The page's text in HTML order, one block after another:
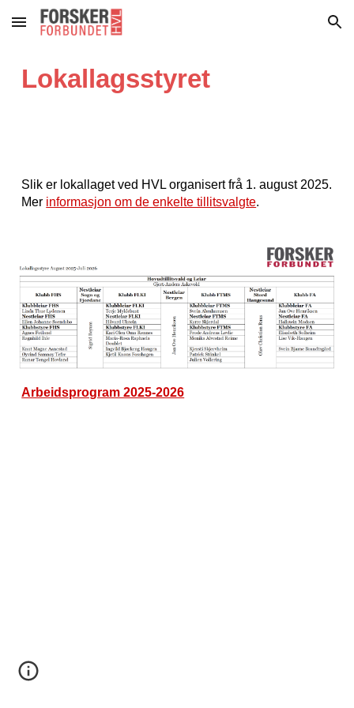
Skip to main content Skip to navigation
Lokallagsstyret
Slik er lokallaget ved HVL organisert frå 1. august 2025.
Mer informasjon om de enkelte tillitsvalgte.
Arbeidsprogram 2025-2026